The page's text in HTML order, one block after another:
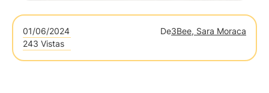
01/06/2024 De3Bee, Sara Moraca
243 Vistas